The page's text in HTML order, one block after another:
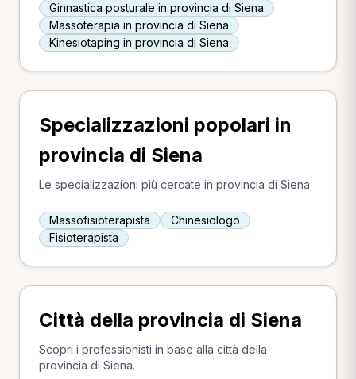
Ginnastica posturale in provincia di Siena
Massoterapia in provincia di Siena
Kinesiotaping in provincia di Siena
Specializzazioni popolari in
provincia di Siena
Le specializzazioni più cercate in provincia di Siena.
Massofisioterapista
Chinesiologo
Fisioterapista
Città della provincia di Siena
Scopri i professionisti in base alla città della
provincia di Siena.